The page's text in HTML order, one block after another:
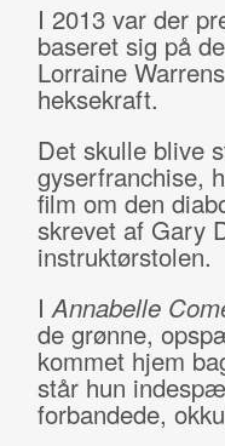
I 2013 var der
baseret sig på
Lorraine
heksekraft.
Det skulle blive
gyserfranchise,
film om den
skrevet af Gary
instruktørstolen.
IAnnabelle
de grønne,
kommet hjem
står hun
forbandede,